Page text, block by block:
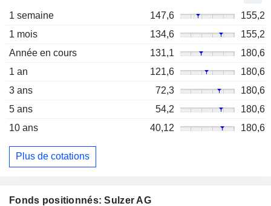
1 semaine 147,6
155,2
1 mois
134,6
155,2
Année en cours
131,1
180,6
1 an
121,6
180,6
3 ans
72,3
180,6
5 ans
54,2
180,6
10 ans
40,12 180,6
Plus de cotations
Fonds positionnés: Sulzer AG